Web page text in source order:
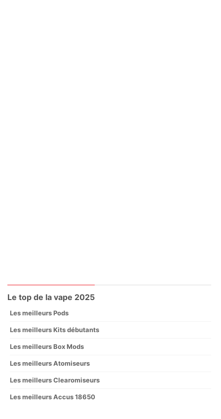
Le top de la vape 2025
Les meilleurs Pods
Les meilleurs Kits débutants
Les meilleurs Box Mods
Les meilleurs Atomiseurs
Les meilleurs Clearomiseurs
Les meilleurs Accus 18650